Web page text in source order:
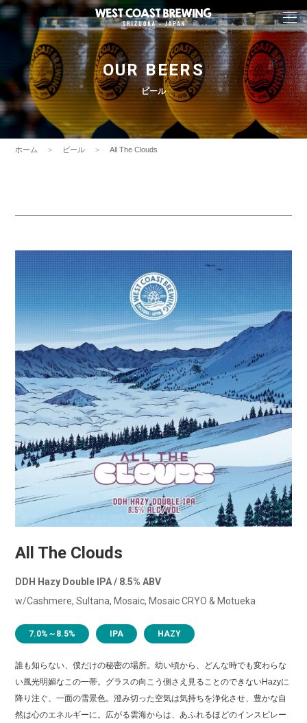
OUR BEERS
ビール
ホーム ビール All The Clouds
All The Clouds
DDH Hazy Double IPA / 8.5% ABV
w/Cashmere, Sultana, Mosaic, Mosaic CRYO & Motueka
7.0%～8.5% IPA HAZY
誰も知らない、僕だけの秘密の場所。幼い頃から、どんな時でも変わらな
い風光明媚なこの一帯。グラスの向こう側さえ見ることのできないHazyに
降り注ぐ、一面の雪景色。澄み切った空気は気持ちを浄化させ、豊かな自
然は心のエネルギーに。広がる雲海からは、あふれるほどのインスピレー